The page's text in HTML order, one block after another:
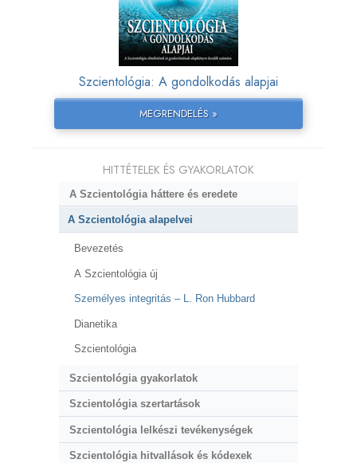
Szcientológia: A gondolkodás alapjai
MEGRENDELÉS »
HITTÉTELEK ÉS GYAKORLATOK
A Szcientológia háttere és eredete
A Szcientológia alapelvei
Bevezetés
A Szcientológia új
Személyes integritás – L. Ron Hubbard
Dianetika
Szcientológia
Szcientológia gyakorlatok
Szcientológia szertartások
Szcientológia lelkészi tevékenységek
Szcientológia hitvallások és kódexek